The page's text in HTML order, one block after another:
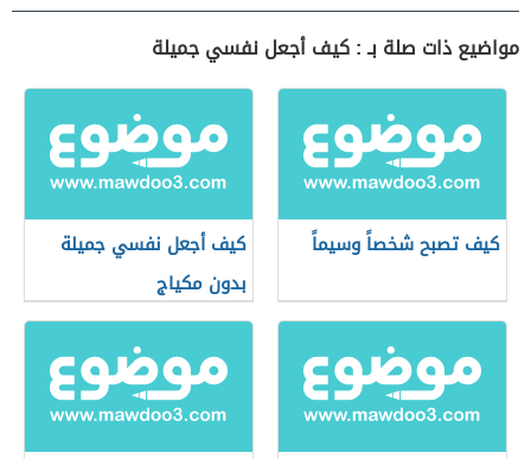
مواضيع ذات صلة بـ : كيف أجعل نفسي جميلة
كيف تصبح شخصاً وسيماً
كيف أجعل نفسي جميلة
بدون مكياج